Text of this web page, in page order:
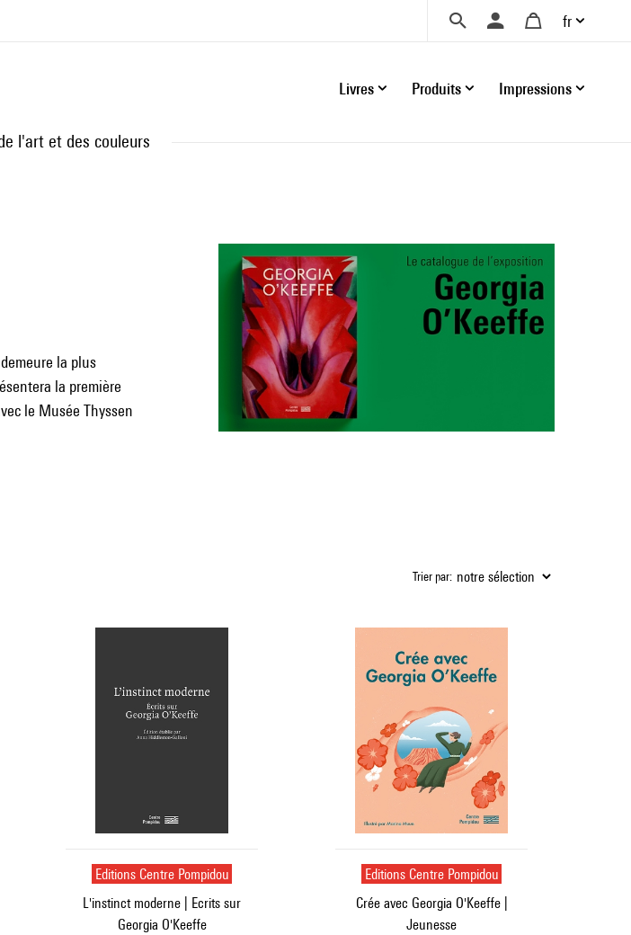
fr
Livres Produits Impressions
l'art et des couleurs
la plus
la première
le Musée Thyssen
Trier par:
Editions Centre Pompidou
L'instinct moderne | Ecrits sur
Georgia O'Keeffe
Editions Centre Pompidou
Crée avec Georgia O'Keeffe |
Jeunesse